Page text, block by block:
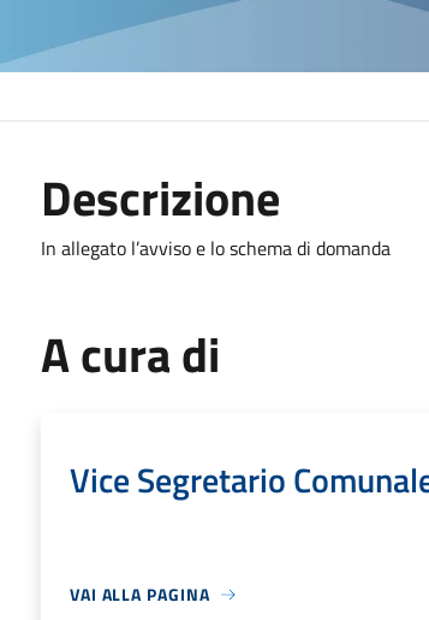
Descrizione
In allegato l’avviso e lo schema di domanda
A cura di
Vice Segretario
VAI ALLA PAGINA